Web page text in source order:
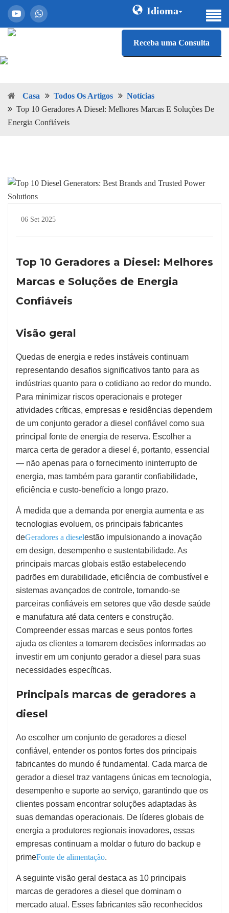
Idioma
Receba uma Consulta
Casa Todos Os Artigos
Notícias
Top 10 Geradores A Diesel: Melhores Marcas E Soluções De
Energia Confiáveis
06 Set 2025
Top 10 Geradores a Diesel: Melhores
Marcas e Soluções de Energia
Confiáveis
Visão geral
Quedas de energia e redes instáveis continuam
representando desafios significativos tanto para as
indústrias quanto para o cotidiano ao redor do mundo.
Para minimizar riscos operacionais e proteger
atividades críticas, empresas e residências dependem
de um conjunto gerador a diesel confiável como sua
principal fonte de energia de reserva. Escolher a
marca certa de gerador a diesel é, portanto, essencial
— não apenas para o fornecimento ininterrupto de
energia, mas também para garantir confiabilidade,
eficiência e custo-benefício a longo prazo.
À medida que a demanda por energia aumenta e as
tecnologias evoluem, os principais fabricantes
deGeradores a dieselestão impulsionando a inovação
em design, desempenho e sustentabilidade. As
principais marcas globais estão estabelecendo
padrões em durabilidade, eficiência de combustível e
sistemas avançados de controle, tornando-se
parceiras confiáveis em setores que vão desde saúde
e manufatura até data centers e construção.
Compreender essas marcas e seus pontos fortes
ajuda os clientes a tomarem decisões informadas ao
investir em um conjunto gerador a diesel para suas
necessidades específicas.
Principais marcas de geradores a
diesel
Ao escolher um conjunto de geradores a diesel
confiável, entender os pontos fortes dos principais
fabricantes do mundo é fundamental. Cada marca de
gerador a diesel traz vantagens únicas em tecnologia,
desempenho e suporte ao serviço, garantindo que os
clientes possam encontrar soluções adaptadas às
suas demandas operacionais. De líderes globais de
energia a produtores regionais inovadores, essas
empresas continuam a moldar o futuro do backup e
primeFonte de alimentação.
A seguinte visão geral destaca as 10 principais
marcas de geradores a diesel que dominam o
mercado atual. Esses fabricantes são reconhecidos